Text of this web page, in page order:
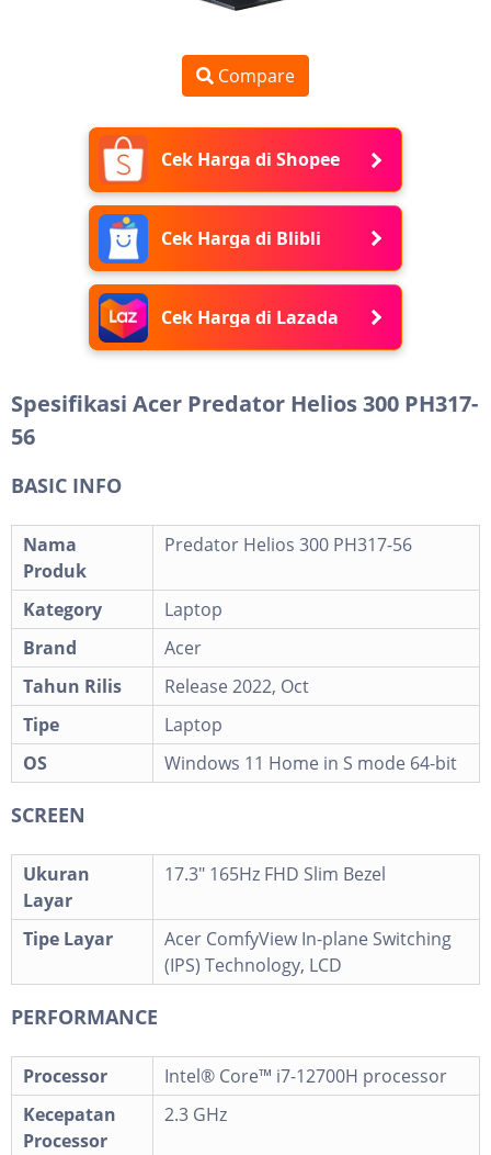
Compare
Cek Harga di Shopee
Cek Harga di Blibli
Cek Harga di Lazada
Spesifikasi Acer Predator Helios 300 PH317-
56
BASIC INFO
Nama
Produk
Predator Helios 300 PH317-56
Kategory
Laptop
Brand
Acer
Tahun Rilis
Release 2022, Oct
Tipe
Laptop
OS
Windows 11 Home in S mode 64-bit
SCREEN
Ukuran
Layar
17.3" 165Hz FHD Slim Bezel
Tipe Layar
Acer ComfyView In-plane Switching
(IPS) Technology, LCD
PERFORMANCE
Processor
Intel® Core™ i7-12700H processor
Kecepatan
Processor
2.3 GHz